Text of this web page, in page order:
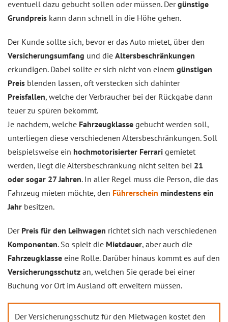
eventuell dazu gebucht sollen oder müssen. Dergünstige
Grundpreis kann dann schnell in die Höhe gehen.
Der Kunde sollte sich, bevor er das Auto mietet, über den
Versicherungsumfang und die Altersbeschränkungen
erkundigen. Dabei sollte er sich nicht von einem günstigen
Preis blenden lassen, oft verstecken sich dahinter
Preisfallen, welche der Verbraucher bei der Rückgabe dann
teuer zu spüren bekommt.
Je nachdem, welche Fahrzeugklasse gebucht werden soll,
unterliegen diese verschiedenen Altersbeschränkungen. Soll
beispielsweise ein hochmotorisierter Ferrari gemietet
werden, liegt die Altersbeschränkung nicht selten bei 21
oder sogar 27 Jahren. In aller Regel muss die Person, die das
Fahrzeug mieten möchte, den Führerschein mindestens ein
Jahr besitzen.
Der Preis für den Leihwagen richtet sich nach verschiedenen
Komponenten. So spielt die Mietdauer, aber auch die
Fahrzeugklasse eine Rolle. Darüber hinaus kommt es auf den
Versicherungsschutz an, welchen Sie gerade bei einer
Buchung vor Ort im Ausland oft erweitern müssen.
Der Versicherungsschutz für den Mietwagen kostet den